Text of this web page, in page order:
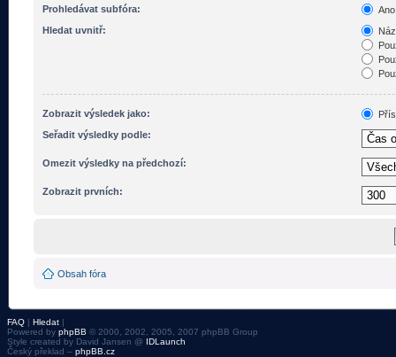
Prohledávat subfóra:
Ano
Hledat uvnitř:
Zobrazit výsledek jako:
Seřadit výsledky podle:
Omezit výsledky na předchozí:
Zobrazit prvních:
Obsah fóra
FAQ | Hledat |
Powered by phpBB © 2000, 2002, 2005, 2007 phpBB Group
Style created by David Jansen @ IDLaunch
Český překlad – phpBB.cz